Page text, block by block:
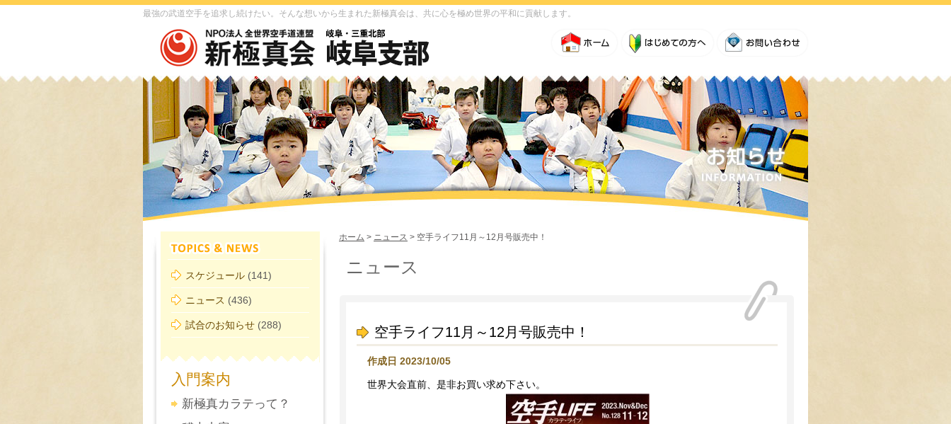
最強の武道空手を追求し続けたい。そんな想いから生まれた新極真会は、共に心を極め世界の平和に貢献します。
ホーム > ニュース > 空手ライフ11月～12月号販売中！
ニュース
空手ライフ11月～12月号販売中！
作成日 2023/10/05
世界大会直前、是非お買い求め下さい。
スケジュール (141)
ニュース (436)
試合のお知らせ (288)
入門案内
新極真カラテって？